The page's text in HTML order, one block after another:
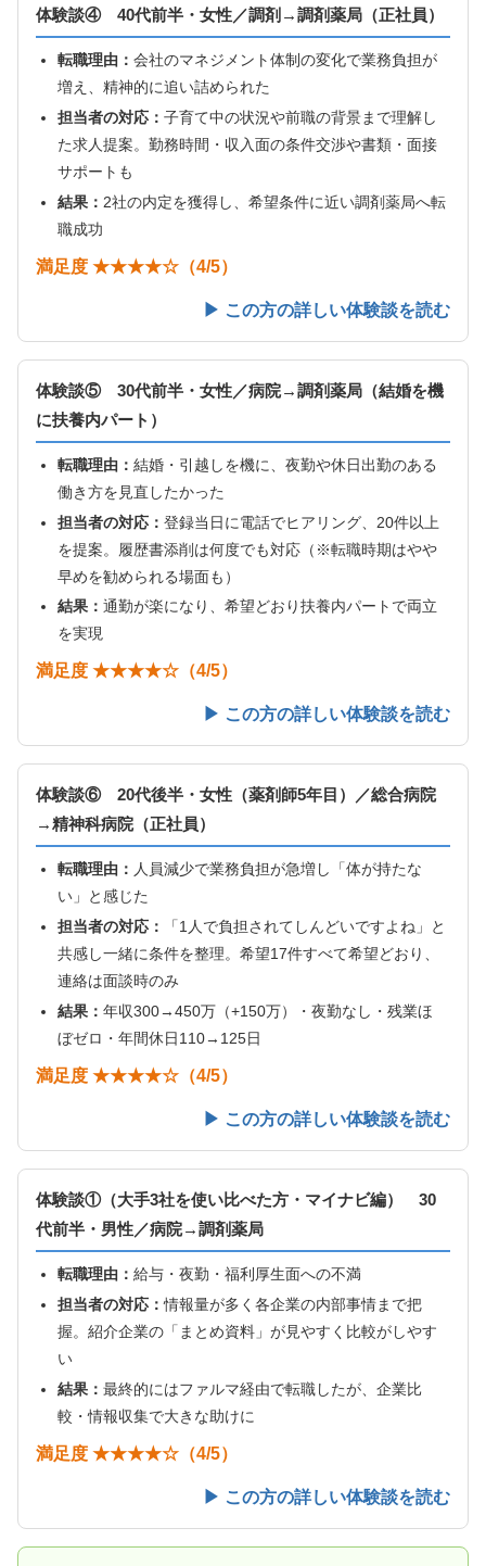
体験談④ 40代前半・女性／調剤→調剤薬局（正社員）
転職理由： 会社のマネジメント体制の変化で業務負担が
増え、精神的に追い詰められた
担当者の対応： 子育て中の状況や前職の背景まで理解し
た求人提案。勤務時間・収入面の条件交渉や書類・面接
サポートも
結果： 2社の内定を獲得し、希望条件に近い調剤薬局へ転
職成功
満足度 ★★★★☆（4/5）
▶ この方の詳しい体験談を読む
体験談⑤ 30代前半・女性／病院→調剤薬局（結婚を機
に扶養内パート）
転職理由： 結婚・引越しを機に、夜勤や休日出勤のある
働き方を見直したかった
担当者の対応： 登録当日に電話でヒアリング、20件以上
を提案。履歴書添削は何度でも対応（※転職時期はやや
早めを勧められる場面も）
結果： 通勤が楽になり、希望どおり扶養内パートで両立
を実現
満足度 ★★★★☆（4/5）
▶ この方の詳しい体験談を読む
体験談⑥ 20代後半・女性（薬剤師5年目）／総合病院
→精神科病院（正社員）
転職理由： 人員減少で業務負担が急増し「体が持たな
い」と感じた
担当者の対応：
「1人で負担されてしんどいですよね」と
共感し一緒に条件を整理。希望17件すべて希望どおり、
連絡は面談時のみ
結果： 年収300→450万（+150万）・夜勤なし・残業ほ
ぼゼロ・年間休日110→125日
満足度 ★★★★☆（4/5）
▶ この方の詳しい体験談を読む
体験談①（大手3社を使い比べた方・マイナビ編） 30
代前半・男性／病院→調剤薬局
転職理由： 給与・夜勤・福利厚生面への不満
担当者の対応：情報量が多く各企業の内部事情まで把
握。紹介企業の「まとめ資料」が見やすく比較がしやす
い
結果： 最終的にはファルマ経由で転職したが、企業比
較・情報収集で大きな助けに
満足度 ★★★★☆（4/5）
▶ この方の詳しい体験談を読む